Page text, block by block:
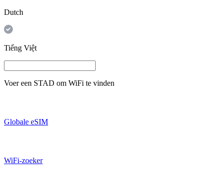
Dutch
Tiếng Việt
Voer een STAD om WiFi te vinden
Globale eSIM
WiFi-zoeker